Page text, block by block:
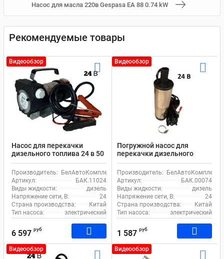
Насос для масла 220в Gespasa EA 88 0.74 kW
Рекомендуемые товары
Видеообзор
Насос для перекачки
дизельного топлива 24 в 50
л/м БелАк Стандарт
БАК.11024
Производитель: БелАвтоКомплект
Артикул:
БАК.11024
Виды жидкости:
дизель
Напряжение сети, В:
24
Страна производства:
Китай
Тип насоса:
электрический
6 597 руб
Видеообзор
Погружной насос для
перекачки дизельного
топлива 24в 35 л.м. 50 мм
Белавтокомплект БАК
00074
Производитель: БелАвтоКомплект
Артикул:
БАК.00074
Виды жидкости:
дизель
Напряжение сети, В:
24
Страна производства:
Китай
Тип насоса:
электрический
1 587 руб
Видеообзор Видеообзор